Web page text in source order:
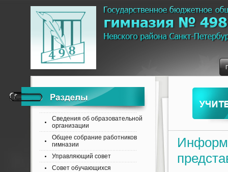
Сведения об образовательной
организации
Общее собрание работников
гимназии
Управляющий совет
Совет обучающихся